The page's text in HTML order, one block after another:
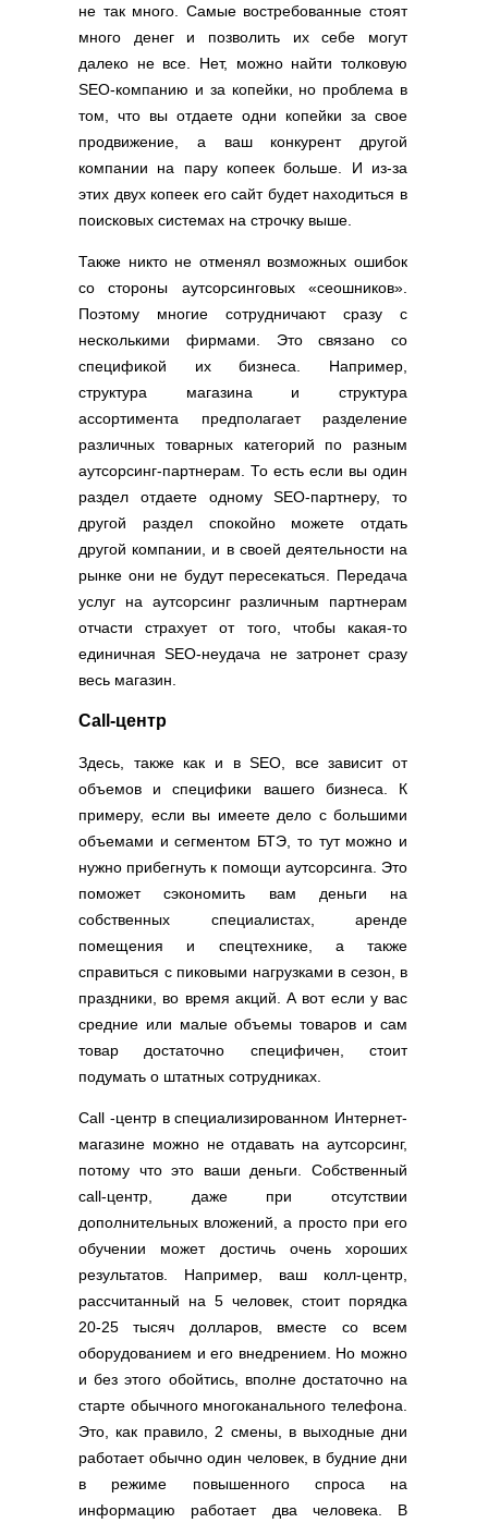
не так много. Самые востребованные стоят
много денег и позволить их себе могут
далеко не все. Нет, можно найти толковую
SEO-компанию и за копейки, но проблема в
том, что вы отдаете одни копейки за свое
продвижение, а ваш конкурент другой
компании на пару копеек больше. И из-за
этих двух копеек его сайт будет находиться в
поисковых системах на строчку выше.
Также никто не отменял возможных ошибок
со стороны аутсорсинговых «сеошников».
Поэтому многие сотрудничают сразу с
несколькими фирмами. Это связано со
спецификой их бизнеса. Например,
структура магазина и структура
ассортимента предполагает разделение
различных товарных категорий по разным
аутсорсинг-партнерам. То есть если вы один
раздел отдаете одному SEO-партнеру, то
другой раздел спокойно можете отдать
другой компании, и в своей деятельности на
рынке они не будут пересекаться. Передача
услуг на аутсорсинг различным партнерам
отчасти страхует от того, чтобы какая-то
единичная SEO-неудача не затронет сразу
весь магазин.
Call-центр
Здесь, также как и в SEO, все зависит от
объемов и специфики вашего бизнеса. К
примеру, если вы имеете дело с большими
объемами и сегментом БТЭ, то тут можно и
нужно прибегнуть к помощи аутсорсинга. Это
поможет сэкономить вам деньги на
собственных специалистах, аренде
помещения и спецтехнике, а также
справиться с пиковыми нагрузками в сезон, в
праздники, во время акций. А вот если у вас
средние или малые объемы товаров и сам
товар достаточно специфичен, стоит
подумать о штатных сотрудниках.
Call -центр в специализированном Интернет-
магазине можно не отдавать на аутсорсинг,
потому что это ваши деньги. Собственный
call-центр, даже при отсутствии
дополнительных вложений, а просто при его
обучении может достичь очень хороших
результатов. Например, ваш колл-центр,
рассчитанный на 5 человек, стоит порядка
20-25 тысяч долларов, вместе со всем
оборудованием и его внедрением. Но можно
и без этого обойтись, вполне достаточно на
старте обычного многоканального телефона.
Это, как правило, 2 смены, в выходные дни
работает обычно один человек, в будние дни
в режиме повышенного спроса на
информацию работает два человека. В